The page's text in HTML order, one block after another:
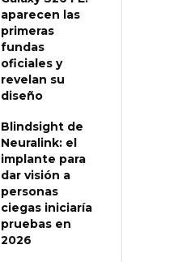
aparecen las
primeras
fundas
oficiales y
revelan su
diseño
Blindsight de
Neuralink: el
implante para
dar visión a
personas
ciegas iniciaría
pruebas en
2026